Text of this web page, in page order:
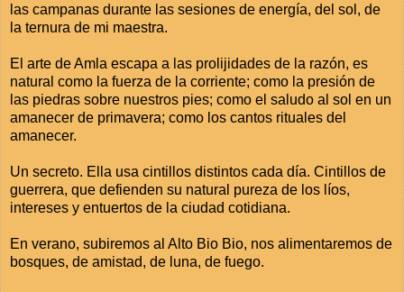
las campanas durante las sesiones de energía, del sol, de
la ternura de mi maestra.
El arte de Amla escapa a las prolijidades de la razón, es
natural como la fuerza de la corriente; como la presión de
las piedras sobre nuestros pies; como el saludo al sol en un
amanecer de primavera; como los cantos rituales del
amanecer.
Un secreto. Ella usa cintillos distintos cada día. Cintillos de
guerrera, que defienden su natural pureza de los líos,
intereses y entuertos de la ciudad cotidiana.
En verano, subiremos al Alto Bio Bio, nos alimentaremos de
bosques, de amistad, de luna, de fuego.